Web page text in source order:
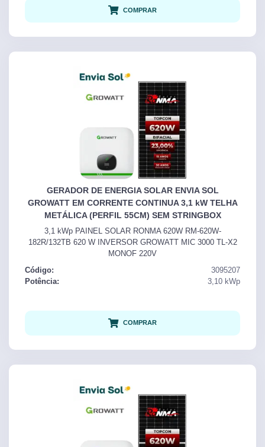
COMPRAR
GERADOR DE ENERGIA SOLAR ENVIA SOL
GROWATT EM CORRENTE CONTINUA 3,1 kW TELHA
METÁLICA (PERFIL 55CM) SEM STRINGBOX
3,1 kWp PAINEL SOLAR RONMA 620W RM-620W-
182R/132TB 620 W INVERSOR GROWATT MIC 3000 TL-X2
MONOF 220V
Código:
3095207
Potência:
3,10 kWp
COMPRAR